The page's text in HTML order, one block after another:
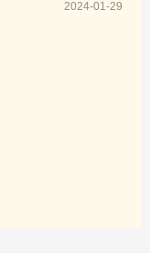
2024-01-29